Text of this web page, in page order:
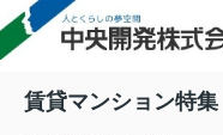
賃貸マンション特集